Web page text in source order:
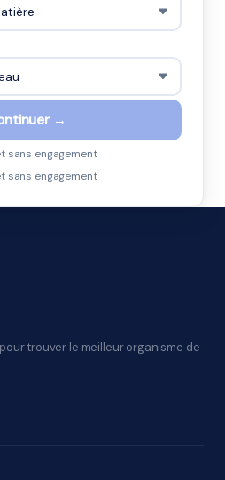
→
sans engagement
sans engagement
trouver le meilleur organisme de